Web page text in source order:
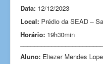
Data: 12/12/2023
Local: Prédio da SEAD –
Horário: 19h30min
Aluno: Eliezer Mendes